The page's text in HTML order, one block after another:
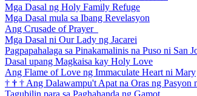
Mga Dasal ng Holy Family Refuge
Mga Dasal mula sa Ibang Revelasyon
Ang Crusade of Prayer
Mga Dasal ni Our Lady ng Jacarei
Pagpapahalaga sa Pinakamalinis na Puso ni San
Dasal upang Magkaisa kay Holy Love
Ang Flame of Love ng Immaculate Heart ni Mary
† † † Ang Dalawampu't Apat na Oras ng
Tagubilin para sa Paghahanda ng Gamot